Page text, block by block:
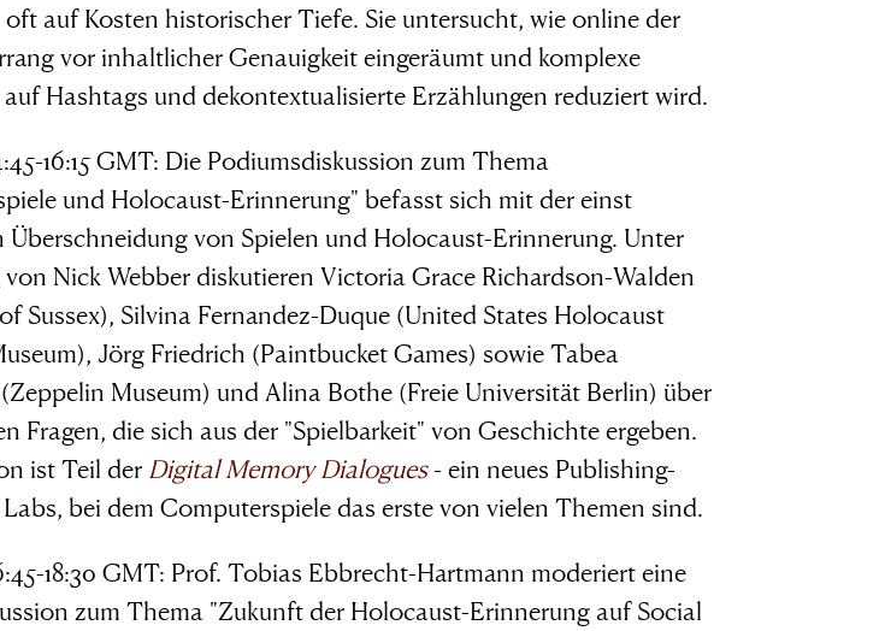
auf Kosten historischer Tiefe. Sie untersucht, wie online der
vor inhaltlicher Genauigkeit eingeräumt und komplexe
Hashtags und dekontextualisierte Erzählungen reduziert wird.
16:15 GMT: Die Podiumsdiskussion zum Thema
und Holocaust-Erinnerung" befasst sich mit der einst
Überschneidung von Spielen und Holocaust-Erinnerung. Unter
Nick Webber diskutieren Victoria Grace Richardson-Walden
Sussex), Silvina Fernandez-Duque (United States Holocaust
Jörg Friedrich (Paintbucket Games) sowie Tabea
Museum) und Alina Bothe (Freie Universität Berlin) über
Fragen, die sich aus der "Spielbarkeit" von Geschichte ergeben.
ist Teil der Digital Memory Dialogues- ein neues Publishing-
bei dem Computerspiele das erste von vielen Themen sind.
18:30 GMT: Prof. Tobias Ebbrecht-Hartmann moderiert eine
zum Thema "Zukunft der Holocaust-Erinnerung auf Social
das Böse
braucht es
Menschen,
nichts